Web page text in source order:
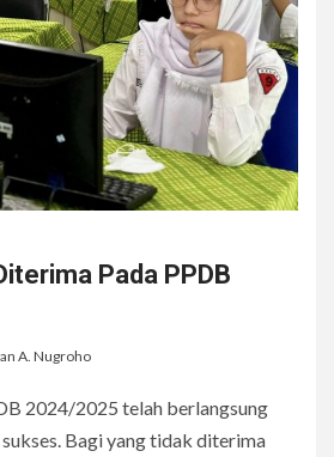
Pada PPDB
A. Nugroho
2024/2025 telah berlangsung
Bagi yang tidak diterima